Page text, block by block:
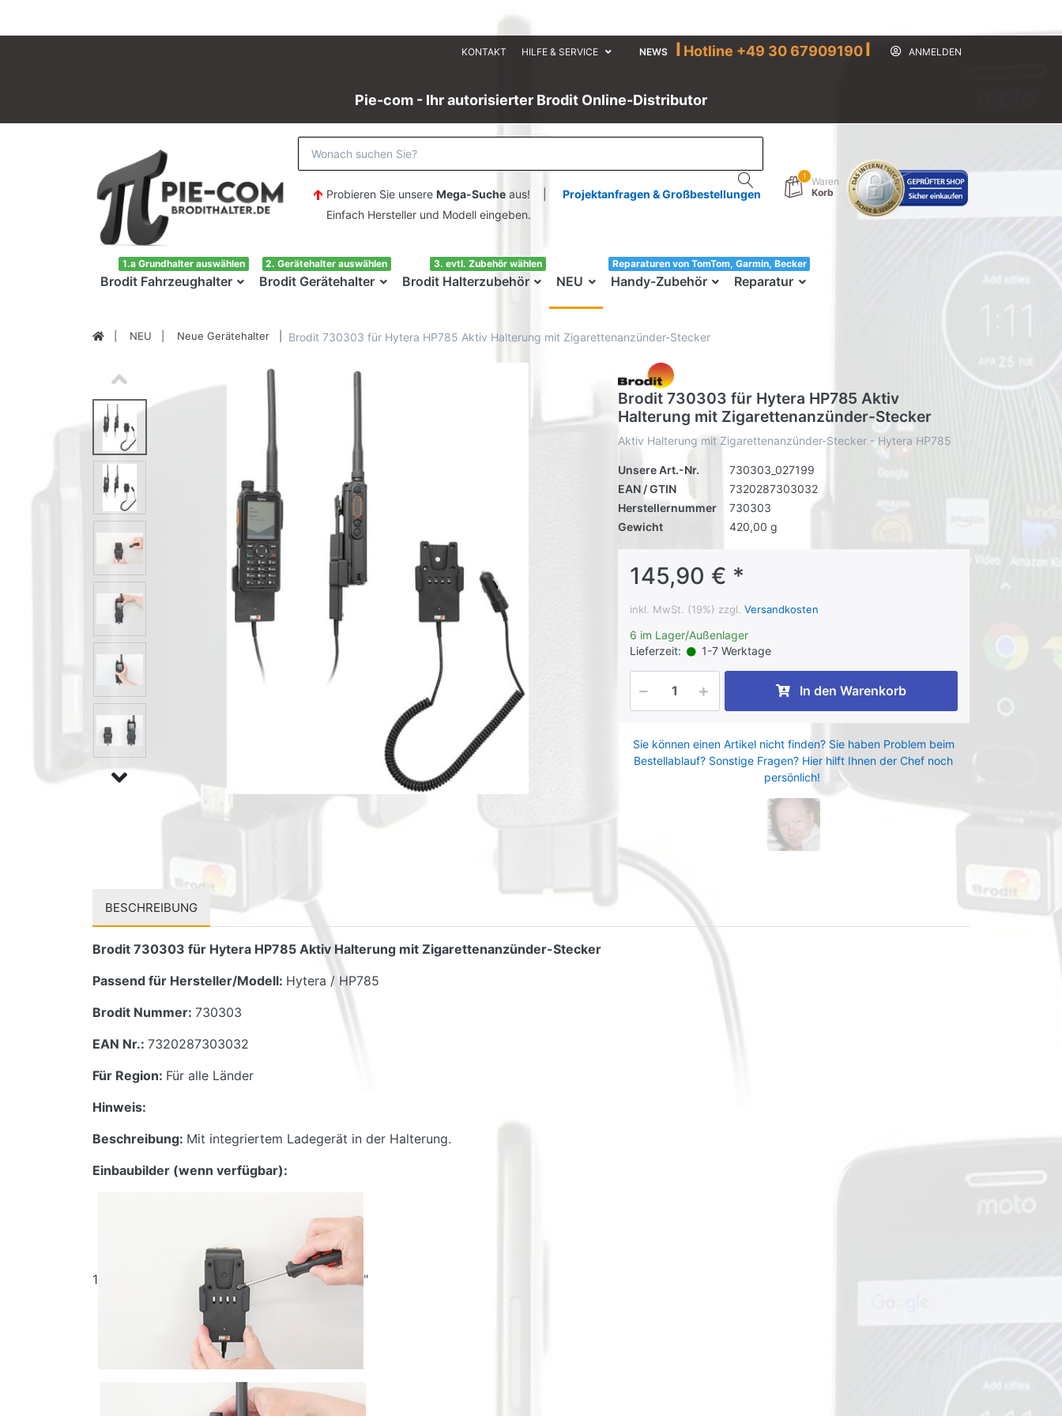
KONTAKT HILFE & SERVICE NEWS I Hotline +49 30 67909190I ANMELDEN
Pie-com - Ihr autorisierter Brodit Online-Distributor
Probieren Sie unsere Mega-Sucheaus! | Projektanfragen & Großbestellungen
Einfach Hersteller und Modell eingeben.
1
Waren
Korb
Brodit Fahrzeughalter
1.a Grundhalter auswählen
Brodit Gerätehalter
2. Gerätehalter auswählen
Brodit Halterzubehör
3. evtl. Zubehör wählen
NEU Handy-Zubehör
33!
Reparatur
Reparaturen von TomTom, Garmin, Becker
NEU Neue Gerätehalter Brodit 730303 für Hytera HP785 Aktiv Halterung mit Zigarettenanzünder-Stecker
Brodit 730303 für Hytera HP785 Aktiv
Halterung mit Zigarettenanzünder-Stecker
Aktiv Halterung mit Zigarettenanzünder-Stecker - Hytera HP785
Unsere Art.-Nr.
730303_027199
EAN / GTIN
7320287303032
Herstellernummer
730303
Gewicht
420,00 g
145,90 € *
inkl. MwSt. (19%) zzgl. Versandkosten
6 im Lager/Außenlager
Lieferzeit:
1-7 Werktage
In den Warenkorb
Sie können einen Artikel nicht finden? Sie haben Problem beim
Bestellablauf? Sonstige Fragen? Hier hilft Ihnen der Chef noch
persönlich!
BESCHREIBUNG
Brodit 730303 für Hytera HP785 Aktiv Halterung mit Zigarettenanzünder-Stecker
Passend für Hersteller/Modell: Hytera / HP785
Brodit Nummer: 730303
EAN Nr.: 7320287303032
Für Region: Für alle Länder
Hinweis:
Beschreibung: Mit integriertem Ladegerät in der Halterung.
Einbaubilder (wenn verfügbar):
1 "